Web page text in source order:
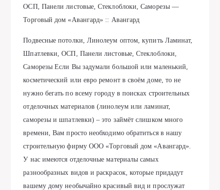
ОСП, Панели листовые, Стеклоблоки, Саморезы —
Торговый дом «Авангард» :: Авангард
Подвесные потолки, Линолеум оптом, купить Ламинат,
Шпатлевки, ОСП, Панели листовые, Стеклоблоки,
Саморезы Если Вы задумали большой или маленький,
косметический или евро ремонт в своём доме, то не
нужно бегать по всему городу в поисках строительных
отделочных материалов (линолеум или ламинат,
саморезы и шпатлевки) – это займёт слишком много
времени, Вам просто необходимо обратиться в нашу
строительную фирму ООО «Торговый дом «Авангард».
У нас имеются отделочные материалы самых
разнообразных видов и раскрасок, которые придадут
вашему дому необычайно красивый вид и прослужат